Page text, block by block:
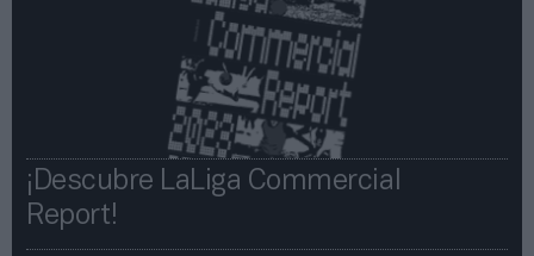
¡Descubre LaLiga Commercial
Report!​​